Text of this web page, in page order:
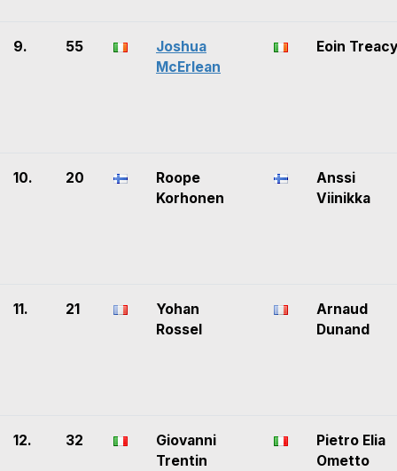
9. 55
Joshua
McErlean
Eoin Treacy
10. 20
Roope
Korhonen
Anssi
Viinikka
11. 21
Yohan
Rossel
Arnaud
Dunand
12. 32
Giovanni
Trentin
Pietro Elia
Ometto